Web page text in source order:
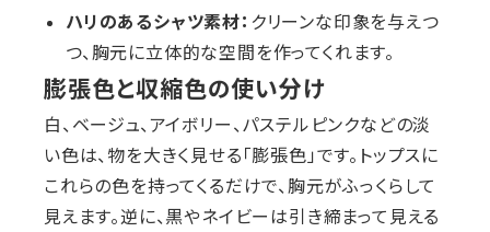
ハリのあるシャツ素材： クリーンな印象を与えつ
つ、胸元に立体的な空間を作ってくれます。
膨張色と収縮色の使い分け
白、ベージュ、アイボリー、パステルピンクなどの淡
い色は、物を大きく見せる「膨張色」です。トップスに
これらの色を持ってくるだけで、胸元がふっくらして
見えます。逆に、黒やネイビーは引き締まって見える